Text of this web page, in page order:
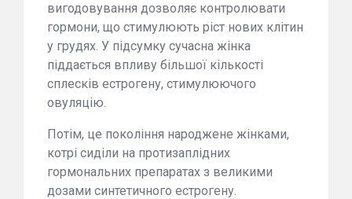
вигодовування дозволяє контролювати
гормони, що стимулюють ріст нових клітин
у грудях. У підсумку сучасна жінка
піддається впливу більшої кількості
сплесків естрогену, стимулюючого
овуляцію.
Потім, це покоління народжене жінками,
котрі сиділи на протизаплідних
гормональних препаратах з великими
дозами синтетичного естрогену.